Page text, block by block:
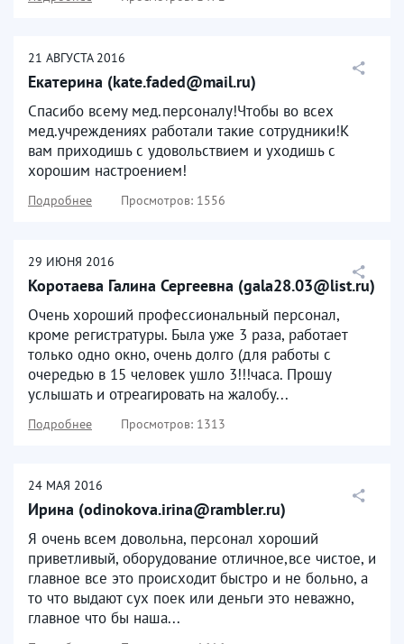
21 АВГУСТА 2016
Екатерина (kate.faded@mail.ru)
Спасибо всему мед.персоналу!Чтобы во всех
мед.учреждениях работали такие сотрудники!К
вам приходишь с удовольствием и уходишь с
хорошим настроением!
Подробнее Просмотров: 1556
29 ИЮНЯ 2016
Коротаева Галина Сергеевна (gala28.03@list.ru)
Очень хороший профессиональный персонал,
кроме регистратуры. Была уже 3 раза, работает
только одно окно, очень долго (для работы с
очередью в 15 человек ушло 3!!!часа. Прошу
услышать и отреагировать на жалобу...
Подробнее Просмотров: 1313
24 МАЯ 2016
Ирина (odinokova.irina@rambler.ru)
Я очень всем довольна, персонал хороший
приветливый, оборудование отличное,все чистое, и
главное все это происходит быстро и не больно, а
то что выдают сух поек или деньги это неважно,
главное что бы наша...